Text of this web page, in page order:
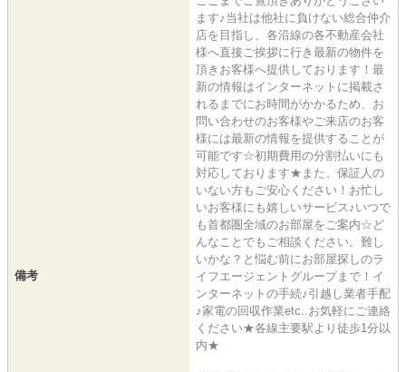
備考
ます♪当社は他社に負けない総合仲介
店を目指し、各沿線の各不動産会社
様へ直接ご挨拶に行き最新の物件を
頂きお客様へ提供しております！最
新の情報はインターネットに掲載さ
れるまでにお時間がかかるため、お
問い合わせのお客様やご来店のお客
様には最新の情報を提供することが
可能です☆初期費用の分割払いにも
対応しております★また、保証人の
いない方もご安心ください！お忙し
いお客様にも嬉しいサービス♪いつで
も首都圏全域のお部屋をご案内☆ど
んなことでもご相談ください。難し
いかな？と悩む前にお部屋探しのラ
イフエージェントグループまで！イ
ンターネットの手続♪引越し業者手配
♪家電の回収作業etc..お気軽にご連絡
ください★各線主要駅より徒歩1分以
内★